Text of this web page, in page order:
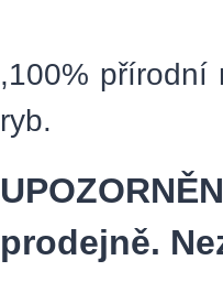
,100% přírodní
ryb.
prodejně.